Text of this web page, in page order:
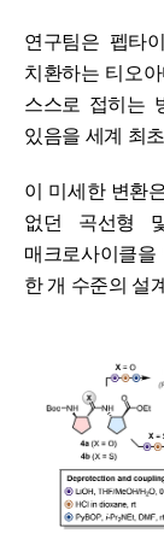
연구팀은 펩타
치환하는 티오
스스로 접히는
있음을 세계 최
이 미세한 변환
없던 곡선형
매크로사이클
한 개 수준의 설